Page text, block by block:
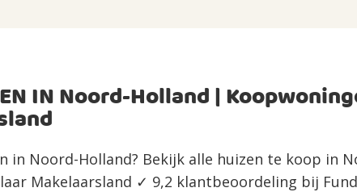
IN Noord-Holland |
in Noord-Holland? Bekijk alle huizen te koop in
Makelaarsland ✓ 9,2 klantbeoordeling bij